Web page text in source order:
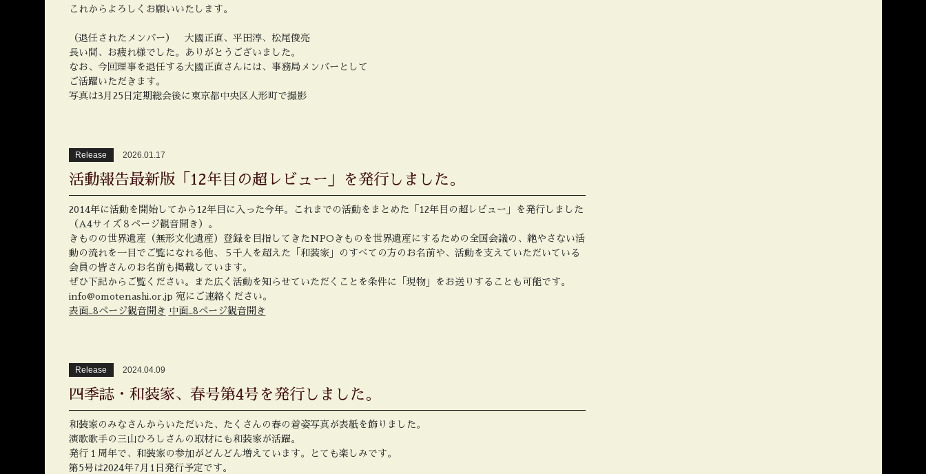
これからよろしくお願いいたします。
（退任されたメンバー） 大國正直、平田淳、松尾俊亮
長い間、お疲れ様でした。ありがとうございました。
なお、今回理事を退任する大國正直さんには、事務局メンバーとして
ご活躍いただきます。
写真は3月25日定期総会後に東京都中央区人形町で撮影
Release 2026.01.17
活動報告最新版「12年目の超レビュー」を発行しました。
2014年に活動を開始してから12年目に入った今年。これまでの活動をまとめた「12年目の超レビュー」を発行しました
（A4サイズ８ページ観音開き）。
きものの世界遺産（無形文化遺産）登録を目指してきたNPOきものを世界遺産にするための全国会議の、絶やさない活
動の流れを一目でご覧になれる他、５千人を超えた「和装家」のすべての方のお名前や、活動を支えていただいている
会員の皆さんのお名前も掲載しています。
ぜひ下記からご覧ください。また広く活動を知らせていただくことを条件に「現物」をお送りすることも可能です。
info@omotenashi.or.jp 宛にご連絡ください。
表面_8ページ観音開き 中面_8ページ観音開き
Release 2024.04.09
四季誌・和装家、春号第4号を発行しました。
和装家のみなさんからいただいた、たくさんの春の着姿写真が表紙を飾りました。
演歌歌手の三山ひろしさんの取材にも和装家が活躍。
発行１周年で、和装家の参加がどんどん増えています。とても楽しみです。
第5号は2024年7月1日発行予定です。